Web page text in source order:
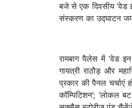
बजे से एक दिवसीय ‘वेड
संस्करण का उद्घाटन
रामबाग पैलेस में ‘वेड
गायत्री राठौड़ और
प्रकार की पैनल चर्चाएं
कॉम्पिटिशन’; ‘लोकल